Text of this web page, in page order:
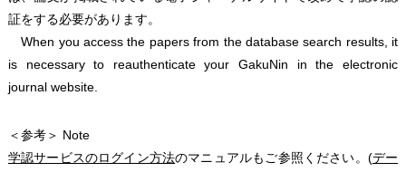
証をする必要があります。
When you access the papers from the database search results, it
is necessary to reauthenticate your GakuNin in the electronic
journal website.
＜参考＞ Note
学認サービスのログイン方法のマニュアルもご参照ください。(デー